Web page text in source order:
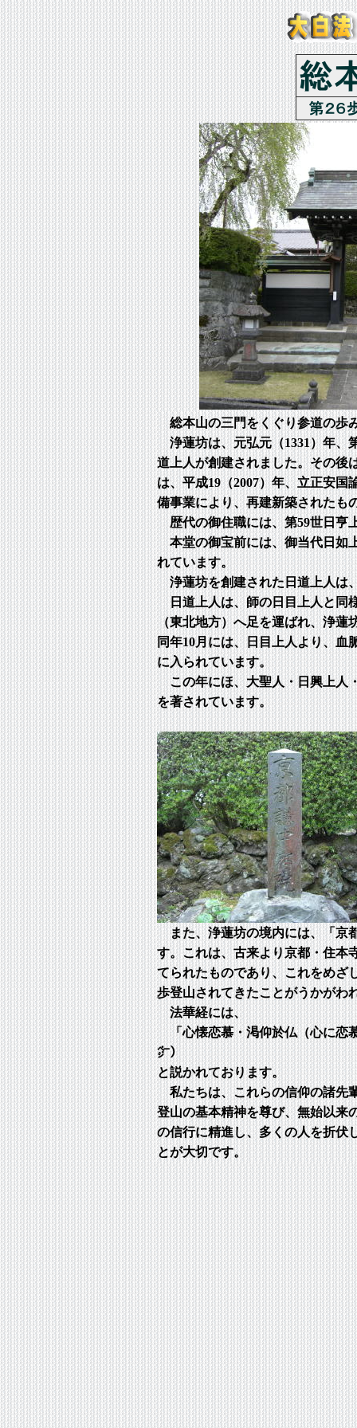
総本山の三門をくぐり参道の歩
浄蓮坊は、元弘元（1331）年、
道上人が創建されました。その後
は、平成19（2007）年、立正安国
備事業により、再建新築されたも
歴代の御住職には、第59世日亨
本堂の御宝前には、御当代日如
れています。
浄蓮坊を創建された日道上人は
日道上人は、師の日目上人と同
（東北地方）へ足を運ばれ、浄蓮
同年10月には、日目上人より、血
に入られています。
この年にほ、大聖人・日興上人
を著されています。
また、浄蓮坊の境内には、「京
す。これは、古来より京都・住本
てられたものであり、これをめざ
歩登山されてきたことがうかがわ
法華経には、
「心懐恋慕・渇仰於仏（心に恋
㌻）
と説かれております。
私たちは、これらの信仰の諸先
登山の基本精神を尊び、無始以来
の信行に精進し、多くの人を折伏
とが大切です。